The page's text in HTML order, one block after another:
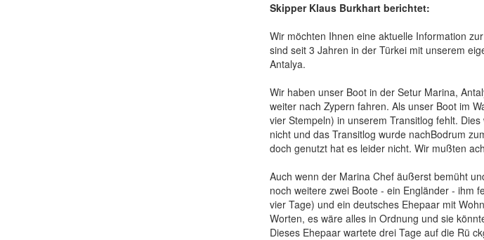
Skipper Klaus Burkhart berichtet:
Wir möchten Ihnen eine aktuelle Information
sind seit 3 Jahren in der Türkei mit unserem
Antalya.
Wir haben unser Boot in der Setur Marina,
weiter nach Zypern fahren. Als unser Boot im
vier Stempeln) in unserem Transitlog fehlt.
nicht und das Transitlog wurde nachBodrum
doch genutzt hat es leider nicht. Wir mußten
Auch wenn der Marina Chef äußerst bemüht
noch weitere zwei Boote - ein Engländer - ihm
vier Tage) und ein deutsches Ehepaar mit
Worten, es wäre alles in Ordnung und sie
Dieses Ehepaar wartete drei Tage auf die Rü